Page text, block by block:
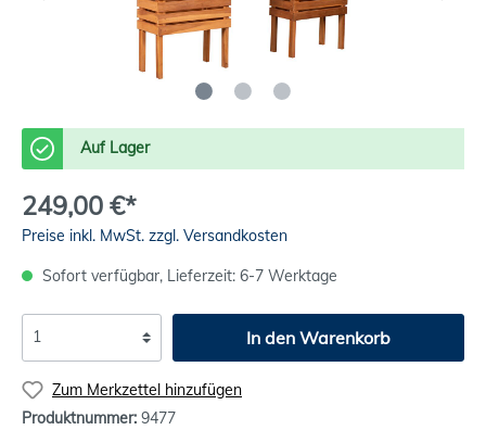
Auf Lager
249,00 €*
Preise inkl. MwSt. zzgl. Versandkosten
Sofort verfügbar, Lieferzeit: 6-7 Werktage
In den Warenkorb
Zum Merkzettel hinzufügen
Produktnummer: 9477